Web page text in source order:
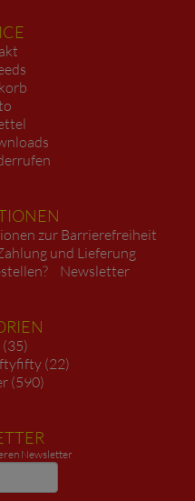
zur Barrierefreiheit
und Lieferung
Newsletter
(22)
(590)
Newsletter
Newsletter